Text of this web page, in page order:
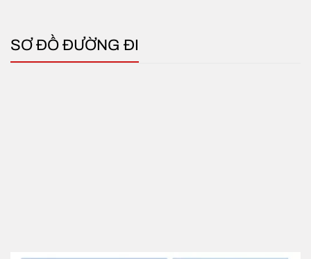
SƠ ĐỒ ĐƯỜNG ĐI